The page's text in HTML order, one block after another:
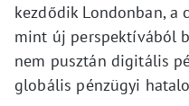
kezdődik Londonban, a
mint új perspektívából
nem pusztán digitális
globális pénzügyi